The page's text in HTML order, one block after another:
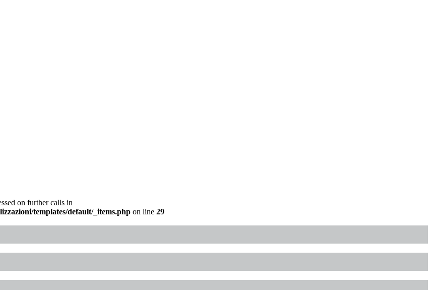
on further calls in
templates/default/_items.php on line 29